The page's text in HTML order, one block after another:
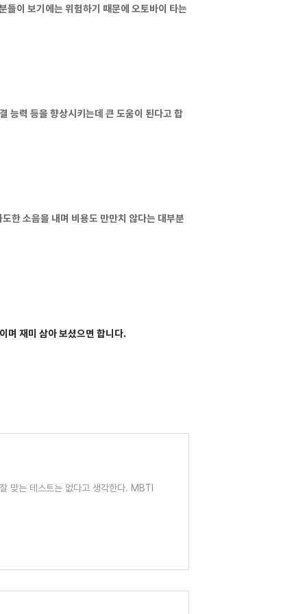
들이 보기에는 위험하기 때문에 오토바이 타는
능력 등을 향상시키는데 큰 도움이 된다고 합
한 소음을 내며 비용도 만만치 않다는 대부분
며 재미 삼아 보셨으면 합니다.
맞는 테스트는 없다고 생각한다. MBTI